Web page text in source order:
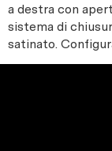
a destra con
sistema di
satinato.